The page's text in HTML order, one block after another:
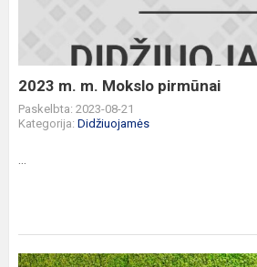
2023 m. m. Mokslo pirmūnai
Paskelbta: 2023-08-21
Kategorija: Didžiuojamės
...
SVEIKINAME